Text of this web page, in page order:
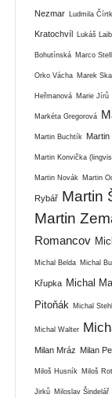
Nezmar Ludmila
Kratochvíl Lukáš Laibl
Bohutínská Marco
Orko Vácha Marek
Heřmanová Marie Jírů
Markéta Gregorová
Martin Buchtík Martin
Martin Konvička
Martin Novák Martin
Rybář Martin
Martin
Romancov
Michal Belda Michal
Křupka Michal
Pitoňák Michal
Michal Walter
Milan Mráz Milan
Miloš Husník Miloš
Jirků Miloslav Šindelář